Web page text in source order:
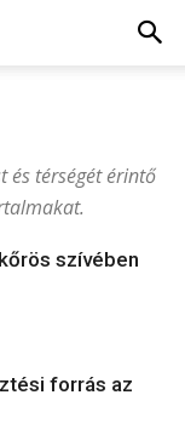
és térségét érintő
szívében
forrás az